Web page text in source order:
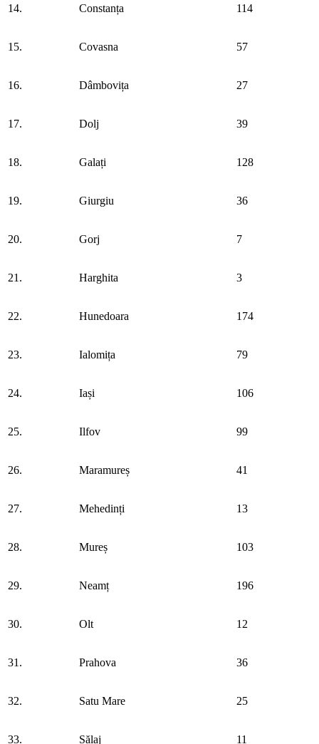
14. Constanța 114
15. Covasna 57
16. Dâmbovița 27
17. Dolj 39
18. Galați 128
19. Giurgiu 36
20. Gorj 7
21. Harghita 3
22. Hunedoara 174
23. Ialomița 79
24. Iași 106
25. Ilfov 99
26. Maramureș 41
27. Mehedinți 13
28. Mureș 103
29. Neamț 196
30. Olt 12
31. Prahova 36
32. Satu Mare 25
33. Sălaj 11